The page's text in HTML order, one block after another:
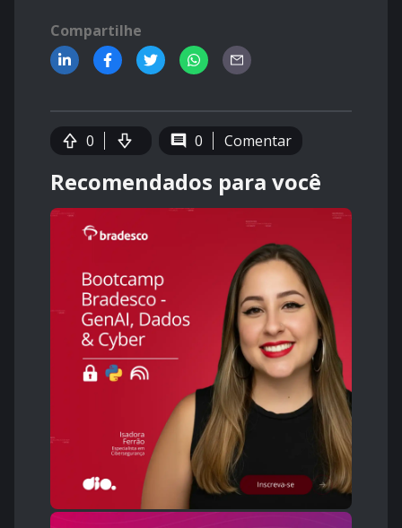
Compartilhe
0 0 Comentar
Recomendados para você